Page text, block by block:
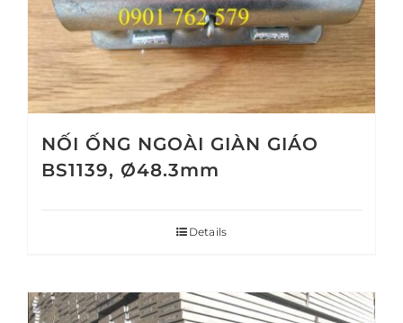
NỐI ỐNG NGOÀI GIÀN GIÁO
BS1139, Ø48.3mm
Details